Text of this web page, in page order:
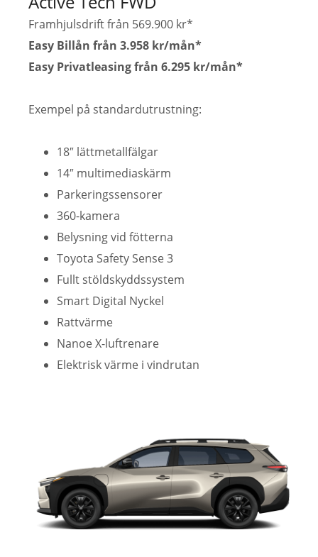
Framhjulsdrift från 569.900 kr*
Easy Billån från 3.958 kr/mån*
Easy Privatleasing från 6.295 kr/mån*
Exempel på standardutrustning:
18″ lättmetallfälgar
14″ multimediaskärm
Parkeringssensorer
360-kamera
Belysning vid fötterna
Toyota Safety Sense 3
Fullt stöldskyddssystem
Smart Digital Nyckel
Rattvärme
Nanoe X-luftrenare
Elektrisk värme i vindrutan